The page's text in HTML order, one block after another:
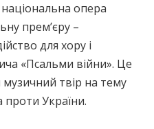
опера
прем’єру –
для хору і
«Псальми війни». Це
твір на тему
проти України.